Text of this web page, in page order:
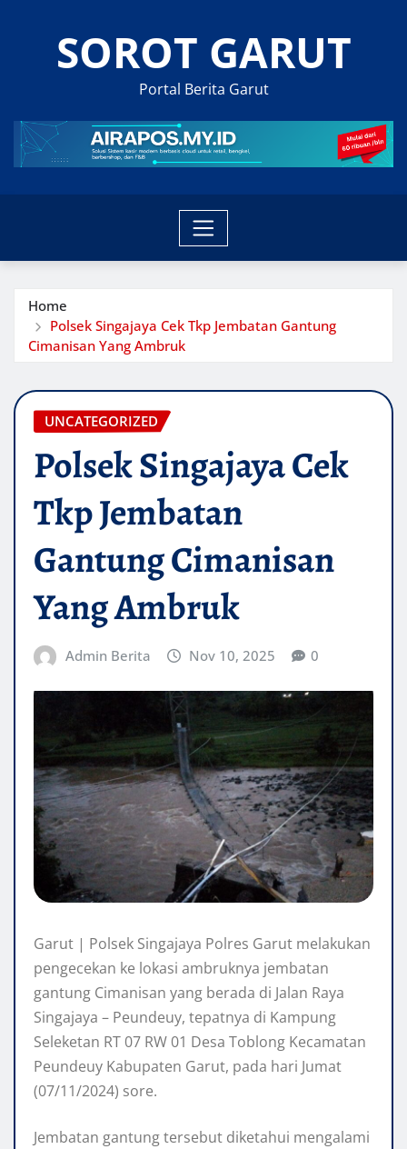
SOROT GARUT
Portal Berita Garut
Home
Polsek Singajaya Cek Tkp Jembatan Gantung
Cimanisan Yang Ambruk
UNCATEGORIZED
Polsek Singajaya Cek
Tkp Jembatan
Gantung Cimanisan
Yang Ambruk
Admin Berita Nov 10, 2025 0
Garut | Polsek Singajaya Polres Garut melakukan
pengecekan ke lokasi ambruknya jembatan
gantung Cimanisan yang berada di Jalan Raya
Singajaya – Peundeuy, tepatnya di Kampung
Seleketan RT 07 RW 01 Desa Toblong Kecamatan
Peundeuy Kabupaten Garut, pada hari Jumat
(07/11/2024) sore.
Jembatan gantung tersebut diketahui mengalami